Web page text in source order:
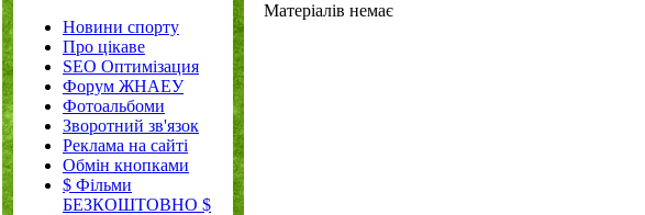
Новини спорту
Про цікаве
SEO Оптимізация
Форум ЖНАЕУ
Фотоальбоми
Зворотний зв'язок
Реклама на сайті
Обмін кнопками
$ Фільми
БЕЗКОШТОВНО $
Матеріалів немає